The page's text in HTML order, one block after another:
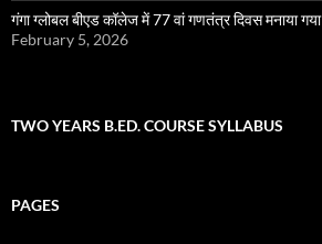
गंगा ग्लोबल बीएड कॉलेज में 77 वां गणतंत्र दिवस मनाया गया
February 5, 2026
TWO YEARS B.ED. COURSE SYLLABUS
PAGES